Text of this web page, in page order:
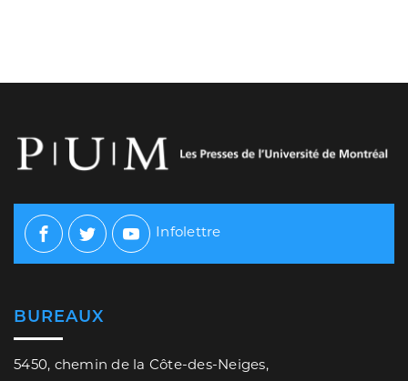
Facebook
TwitterYoutube
Infolettre
BUREAUX
5450, chemin de la Côte-des-Neiges,